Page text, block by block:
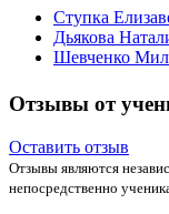
Ступка
Дьякова
Шевченко
Отзывы от
Оставить отзыв
Отзывы являются
непосредственно